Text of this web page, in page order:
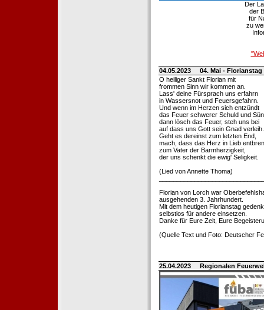
Der
der
für
zu
04.05.2023
04. Mai -
O heiliger Sankt Florian mit
frommen Sinn wir kommen an.
Lass' deine Fürsprach uns erfahrn
in Wassersnot und Feuersgefahrn.
Und wenn im Herzen sich entzündt
das Feuer schwerer Schuld und
dann lösch das Feuer, steh uns bei
auf dass uns Gott sein Gnad verleih.
Geht es dereinst zum letzten End,
mach, dass das Herz in Lieb
zum Vater der Barmherzigkeit,
der uns schenkt die ewig' Seligkeit.
(Lied von Annette Thoma)
Florian von Lorch war
ausgehenden 3. Jahrhundert.
Mit dem heutigen Florianstag
selbstlos für andere einsetzen.
Danke für Eure Zeit, Eure
(Quelle Text und Foto: Deutscher
25.04.2023 Regionalen